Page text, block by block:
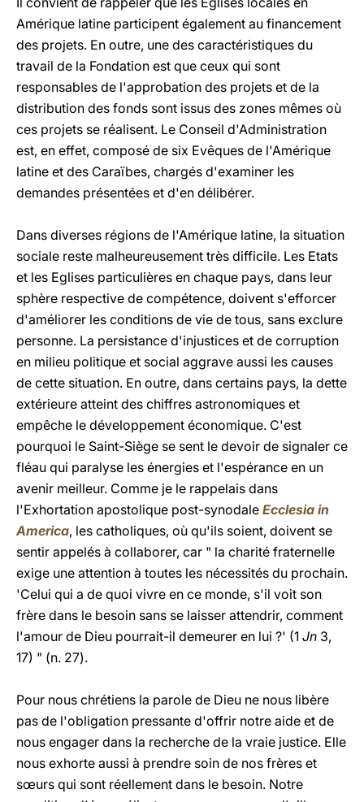
Amérique latine participent également au financement
des projets. En outre, une des caractéristiques du
travail de la Fondation est que ceux qui sont
responsables de l'approbation des projets et de la
distribution des fonds sont issus des zones mêmes où
ces projets se réalisent. Le Conseil d'Administration
est, en effet, composé de six Evêques de l'Amérique
latine et des Caraïbes, chargés d'examiner les
demandes présentées et d'en délibérer.
Dans diverses régions de l'Amérique latine, la situation
sociale reste malheureusement très difficile. Les Etats
et les Eglises particulières en chaque pays, dans leur
sphère respective de compétence, doivent s'efforcer
d'améliorer les conditions de vie de tous, sans exclure
personne. La persistance d'injustices et de corruption
en milieu politique et social aggrave aussi les causes
de cette situation. En outre, dans certains pays, la dette
extérieure atteint des chiffres astronomiques et
empêche le développement économique. C'est
pourquoi le Saint-Siège se sent le devoir de signaler ce
fléau qui paralyse les énergies et l'espérance en un
avenir meilleur. Comme je le rappelais dans
l'Exhortation apostolique post-synodale Ecclesia in
America, les catholiques, où qu'ils soient, doivent se
sentir appelés à collaborer, car " la charité fraternelle
exige une attention à toutes les nécessités du prochain.
'Celui qui a de quoi vivre en ce monde, s'il voit son
frère dans le besoin sans se laisser attendrir, comment
l'amour de Dieu pourrait-il demeurer en lui ?' (1 Jn 3,
17) " (n. 27).
Pour nous chrétiens la parole de Dieu ne nous libère
pas de l'obligation pressante d'offrir notre aide et de
nous engager dans la recherche de la vraie justice. Elle
nous exhorte aussi à prendre soin de nos frères et
sœurs qui sont réellement dans le besoin. Notre